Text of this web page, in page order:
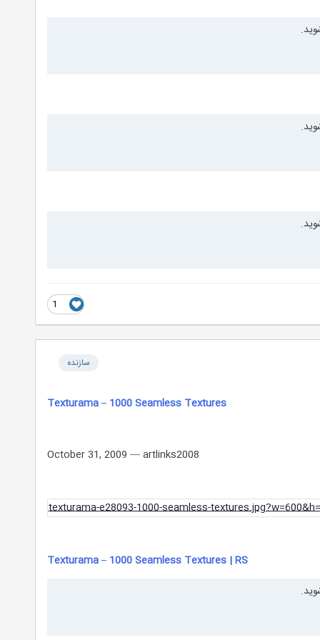
1
سازنده
Texturama – 1000 Seamless Textures
October 31, 2009 — artlinks2008
Texturama – 1000 Seamless Textures | RS